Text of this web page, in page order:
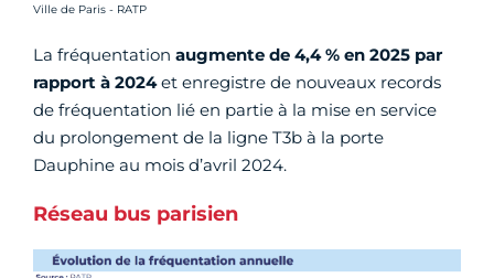
Crédit photo :
Ville de Paris - RATP
La fréquentation augmente de 4,4 % en 2025 par
rapport à 2024et enregistre de nouveaux records
de fréquentation lié en partie à la mise en service
du prolongement de la ligne T3b à la porte
Dauphine au mois d’avril 2024.
Réseau bus parisien